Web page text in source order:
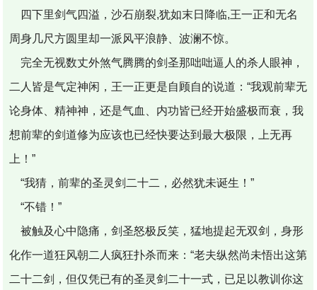
四下里剑气四溢，沙石崩裂,犹如末日降临,王一正和无名
周身几尺方圆里却一派风平浪静、波澜不惊。
完全无视数丈外煞气腾腾的剑圣那咄咄逼人的杀人眼神，
二人皆是气定神闲，王一正更是自顾自的说道：“我观前辈无
论身体、精神神，还是气血、内功皆已经开始盛极而衰，我
想前辈的剑道修为应该也已经快要达到最大极限，上无再
上！”
“我猜，前辈的圣灵剑二十二，必然犹未诞生！”
“不错！”
被触及心中隐痛，剑圣怒极反笑，猛地提起无双剑，身形
化作一道狂风朝二人疯狂扑杀而来：“老夫纵然尚未悟出这第
二十二剑，但仅凭已有的圣灵剑二十一式，已足以教训你这